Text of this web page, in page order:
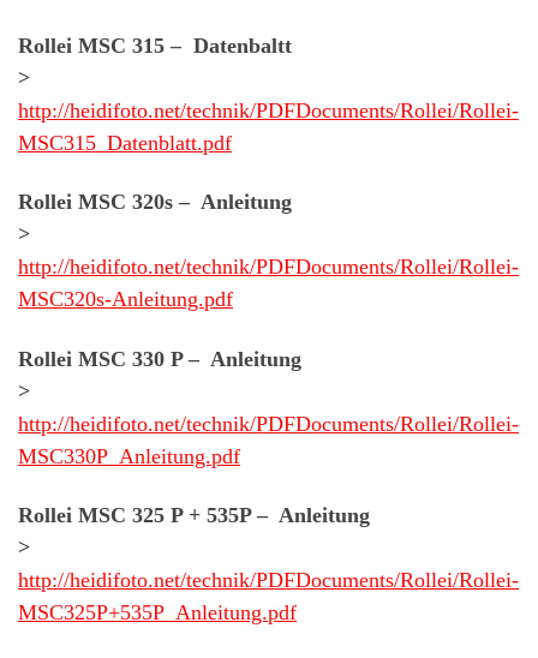
Rollei MSC 315 – Datenbaltt
>
http://heidifoto.net/technik/PDFDocuments/Rollei/Rollei-
MSC315_Datenblatt.pdf
Rollei MSC 320s – Anleitung
>
http://heidifoto.net/technik/PDFDocuments/Rollei/Rollei-
MSC320s-Anleitung.pdf
Rollei MSC 330 P – Anleitung
>
http://heidifoto.net/technik/PDFDocuments/Rollei/Rollei-
MSC330P_Anleitung.pdf
Rollei MSC 325 P + 535P – Anleitung
>
http://heidifoto.net/technik/PDFDocuments/Rollei/Rollei-
MSC325P+535P_Anleitung.pdf